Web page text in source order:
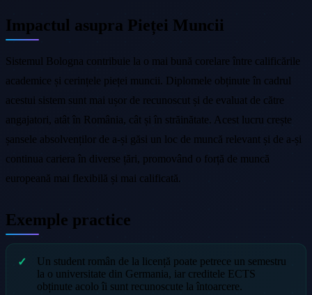
Impactul asupra Pieței Muncii
Sistemul Bologna contribuie la o mai bună corelare între calificările
academice și cerințele pieței muncii. Diplomele obținute în cadrul
acestui sistem sunt mai ușor de recunoscut și de evaluat de către
angajatori, atât în România, cât și în străinătate. Acest lucru crește
șansele absolvenților de a-și găsi un loc de muncă relevant și de a-și
continua cariera în diverse țări, promovând o forță de muncă
europeană mai flexibilă și mai calificată.
Exemple practice
Un student român de la licență poate petrece un semestru
la o universitate din Germania, iar creditele ECTS
obținute acolo îi sunt recunoscute la întoarcere.